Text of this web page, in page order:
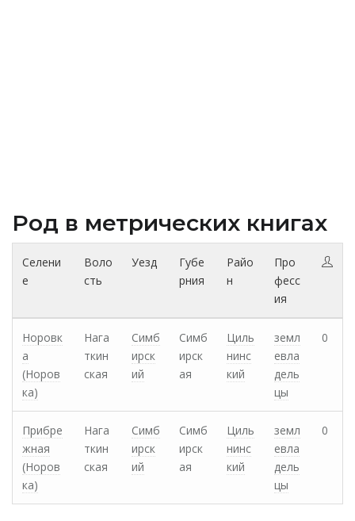
Род в метрических книгах
Селени
е
Воло
сть
Уезд
Губе
рния
Райо
н
Про
фесс
ия
Норовк
а
(Норов
ка)
Нага
ткин
ская
Симб
ирск
ий
Симб
ирск
ая
Циль
нинс
кий
земл
евла
дель
цы
0
Прибре
жная
(Норов
ка)
Нага
ткин
ская
Симб
ирск
ий
Симб
ирск
ая
Циль
нинс
кий
земл
евла
дель
цы
0